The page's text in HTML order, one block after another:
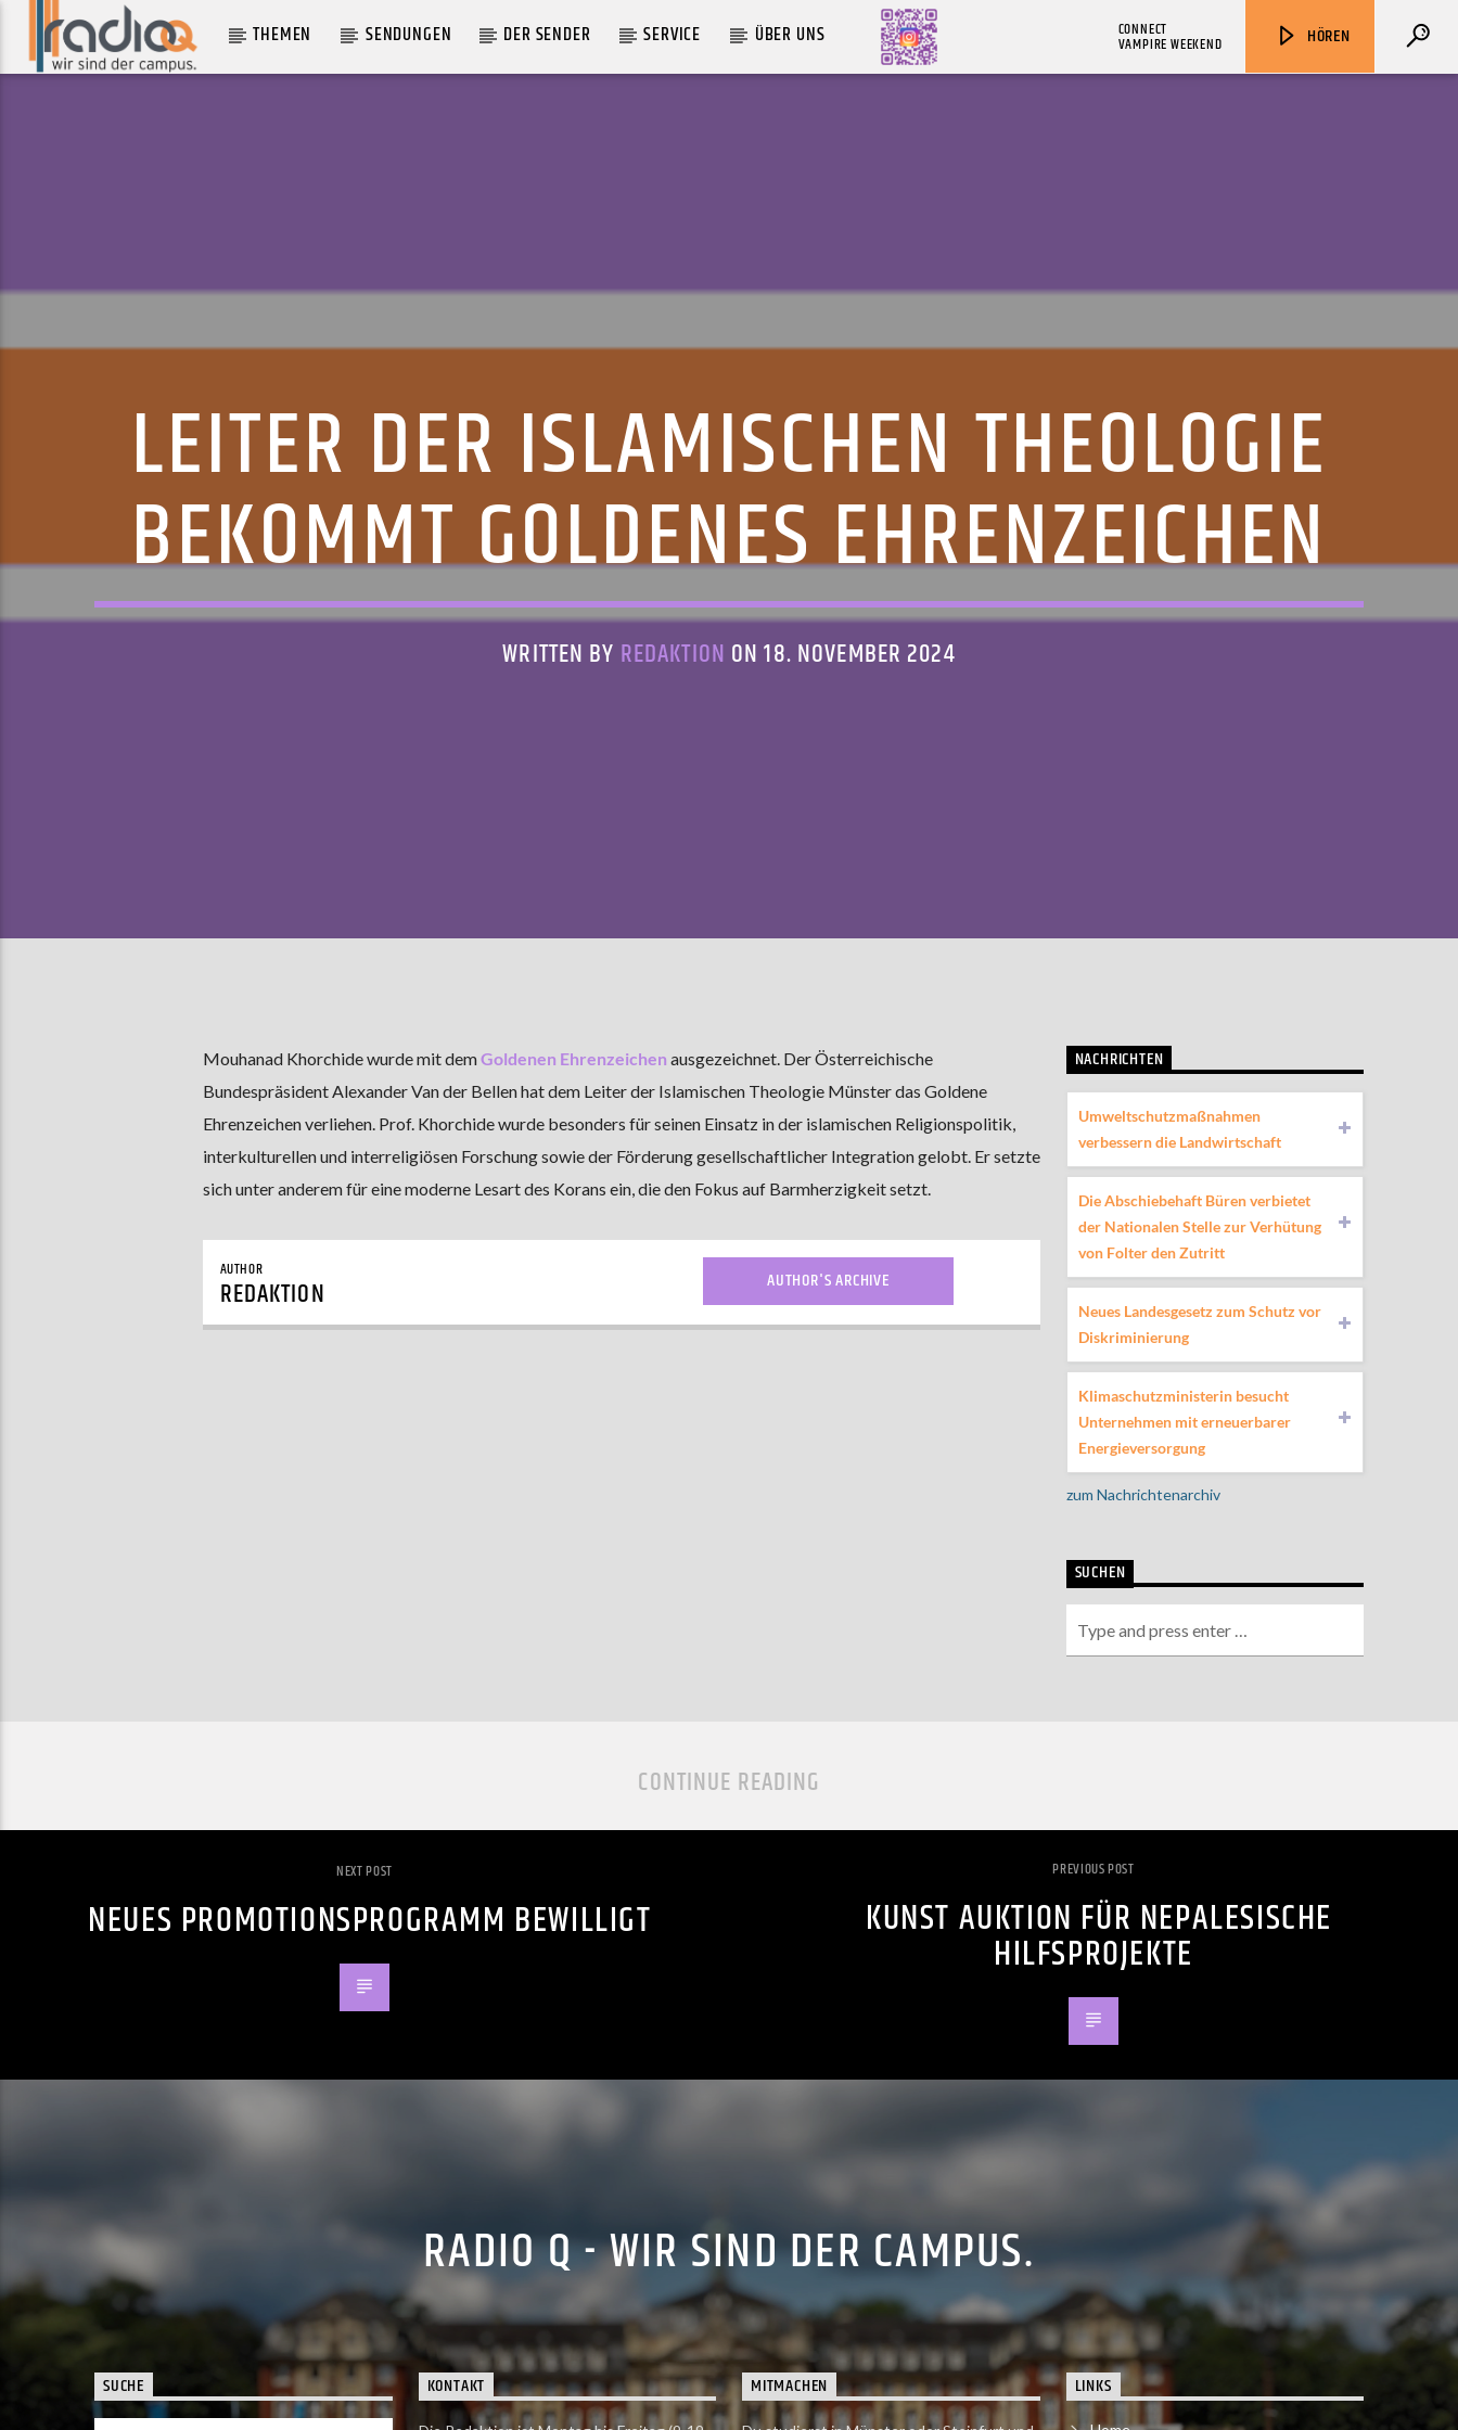
THEMEN SENDUNGEN DER SENDER SERVICE ÜBER UNS HÖREN
CONNECT
VAMPIRE WEEKEND
LEITER DER ISLAMISCHEN THEOLOGIE
BEKOMMT GOLDENES EHRENZEICHEN
WRITTEN BY REDAKTION ON 18. NOVEMBER 2024
Mouhanad Khorchide wurde mit demGoldenen Ehrenzeichen ausgezeichnet. Der Österreichische
Bundespräsident Alexander Van der Bellen hat dem Leiter der Islamischen Theologie Münster das Goldene
Ehrenzeichen verliehen. Prof. Khorchide wurde besonders für seinen Einsatz in der islamischen Religionspolitik,
interkulturellen und interreligiösen Forschung sowie der Förderung gesellschaftlicher Integration gelobt. Er setzte
sich unter anderem für eine moderne Lesart des Korans ein, die den Fokus auf Barmherzigkeit setzt.
AUTHOR
REDAKTION AUTHOR'S ARCHIVE
NACHRICHTEN
Umweltschutzmaßnahmen
verbessern die Landwirtschaft
Die Abschiebehaft Büren verbietet
der Nationalen Stelle zur Verhütung
von Folter den Zutritt
Neues Landesgesetz zum Schutz vor
Diskriminierung
Klimaschutzministerin besucht
Unternehmen mit erneuerbarer
Energieversorgung
zum Nachrichtenarchiv
SUCHEN
CONTINUE READING
NEXT POST
NEUES PROMOTIONSPROGRAMM BEWILLIGT
PREVIOUS POST
KUNST AUKTION FÜR NEPALESISCHE
HILFSPROJEKTE
RADIO Q - WIR SIND DER CAMPUS.
SUCHE KONTAKT MITMACHEN LINKS